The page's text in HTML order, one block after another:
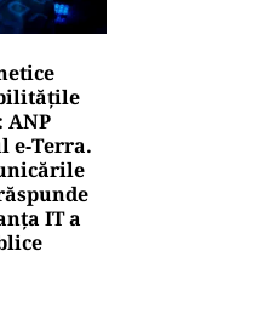
e‑Terra.
IT a